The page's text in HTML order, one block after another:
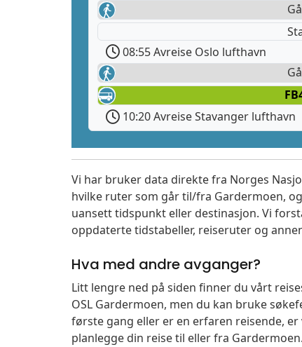
08:55 Avreise Oslo lufthavn
10:20 Avreise Stavanger lufthavn
Vi har bruker data direkte fra Norges
hvilke ruter som går til/fra Gardermoen,
uansett tidspunkt eller destinasjon. Vi
oppdaterte tidstabeller, reiseruter og
Hva med andre avganger?
Litt lengre ned på siden finner du vårt
OSL Gardermoen, men du kan bruke
første gang eller er en erfaren reisende,
planlegge din reise til eller fra